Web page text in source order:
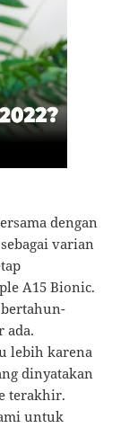
dengan
varian
A15 Bionic.
ada.
lebih karena
dinyatakan
terakhir.
untuk